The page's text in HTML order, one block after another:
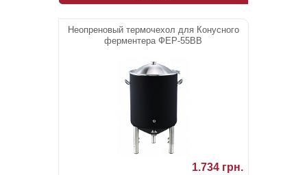
Неопреновый термочехол для Конусного
ферментера ФЕР-55ВВ
1.734 грн.